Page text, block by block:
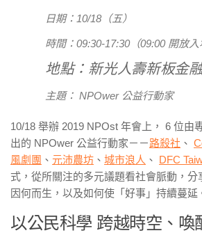
日期：10/18（五）
時間：09:30-17:30（09:00 開放入
地點：新光人壽新板金
主題： NPOwer 公益行動家
10/18 舉辦 2019 NPOst 年會上， 6 位由
出的 NPOwer 公益行動家－－路殺社 、
風劇團 、 元沛農坊 、 城市浪人 、 DFC
式，從所關注的多元議題看社會脈動，分
因何而生，以及如何使「好事」持續蔓延
以公民科學 跨越時空、喚